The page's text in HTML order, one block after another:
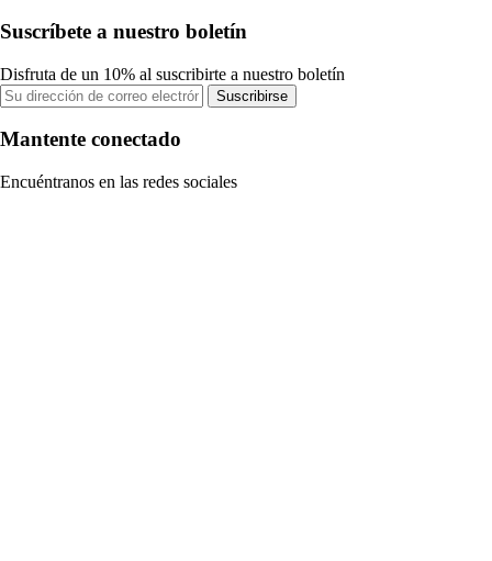
Suscríbete a nuestro boletín
Disfruta de un 10% al suscribirte a nuestro boletín
Suscribirse
Mantente conectado
Encuéntranos en las redes sociales